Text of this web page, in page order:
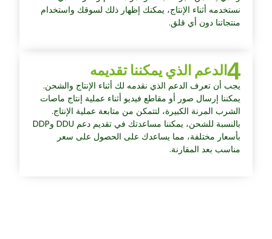
نستخدمه أثناء الإنتاج، يمكنك إظهار ذلك لسوقك واستخدام
منتجاتنا دون أي قلق.
4الدعم الذي يمكننا تقديمه
يجب أن تعرف الدعم الذي نقدمه لك أثناء الإنتاج والشحن.
يمكننا إرسال صور أو مقاطع فيديو أثناء عملية إنتاج ماصات
الشرب المرنة الكبيرة، لتتمكن من متابعة عملية الإنتاج.
بالنسبة للشحن، يمكننا مساعدتك في تقديم دعم DDU وDDP
بأسعار مختلفة، مما يساعدك على الحصول على سعر
مناسب بعد المقارنة.